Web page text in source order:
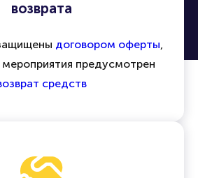
возврата
договором оферты,
предусмотрен
средств